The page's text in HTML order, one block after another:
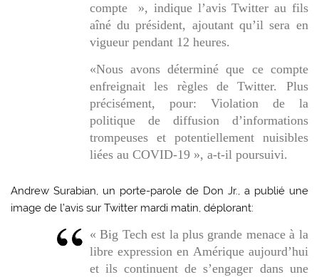
compte », indique l’avis Twitter au fils
aîné du président, ajoutant qu’il sera en
vigueur pendant 12 heures.
«Nous avons déterminé que ce compte
enfreignait les règles de Twitter. Plus
précisément, pour: Violation de la
politique de diffusion d’informations
trompeuses et potentiellement nuisibles
liées au COVID-19 », a-t-il poursuivi.
Andrew Surabian, un porte-parole de Don Jr., a publié une
image de l’avis sur Twitter mardi matin, déplorant:
« Big Tech est la plus grande menace à la
libre expression en Amérique aujourd’hui
et ils continuent de s’engager dans une